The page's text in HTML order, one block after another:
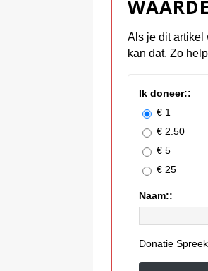
Als je dit artikel
kan dat. Zo
Ik doneer::
€ 1
€ 2.50
€ 5
€ 25
Naam::
Donatie